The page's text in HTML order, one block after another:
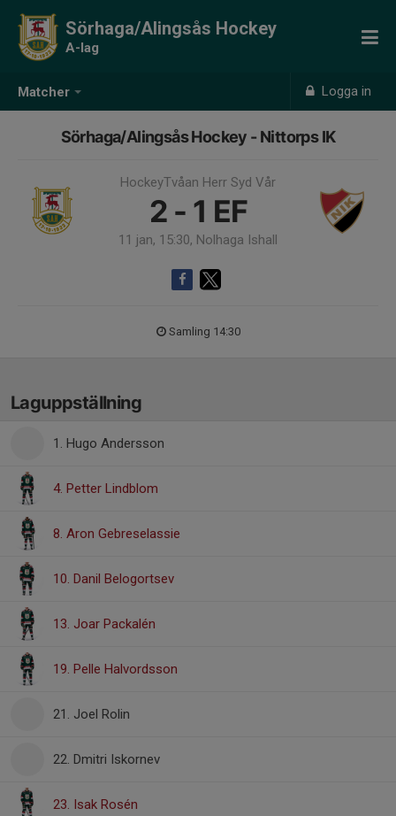
Matcher Logga in
Sörhaga/Alingsås Hockey
A-lag
Sörhaga/Alingsås Hockey - Nittorps IK
HockeyTvåan Herr Syd Vår
2 - 1 EF
11 jan, 15:30, Nolhaga Ishall
Samling 14:30
Laguppställning
1. Hugo Andersson
4. Petter Lindblom
8. Aron Gebreselassie
10. Danil Belogortsev
13. Joar Packalén
19. Pelle Halvordsson
21. Joel Rolin
22. Dmitri Iskornev
23. Isak Rosén